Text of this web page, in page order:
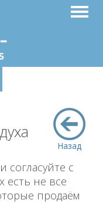
Назад
согласуйте с
есть не все
продаём